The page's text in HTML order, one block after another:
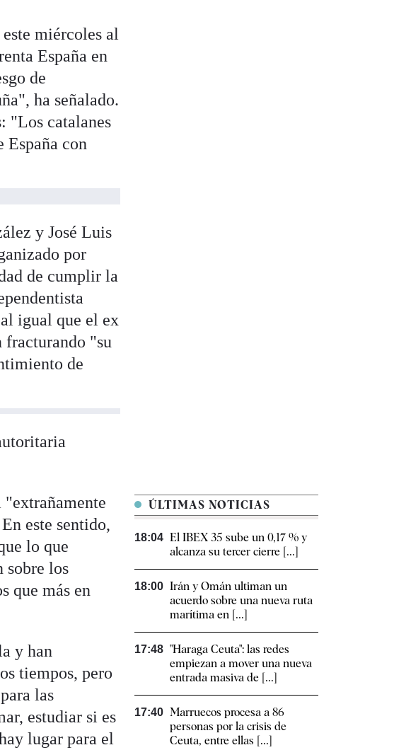
miércoles al
España en
de
ha señalado.
"Los catalanes
con
y José Luis
por
de cumplir la
igual que el ex
fracturando "su
de
"extrañamente
este sentido,
lo que
sobre los
que más en
y han
tiempos, pero
las
estudiar si es
lugar para el
ÚLTIMAS NOTICIAS
18:04 El IBEX 35 sube un 0,17 % y
alcanza su tercer cierre [...]
18:00 Irán y Omán ultiman un
acuerdo sobre una nueva ruta
marítima en [...]
17:48 "Haraga Ceuta": las redes
empiezan a mover una nueva
entrada masiva de [...]
17:40 Marruecos procesa a 86
personas por la crisis de
Ceuta, entre ellas [...]